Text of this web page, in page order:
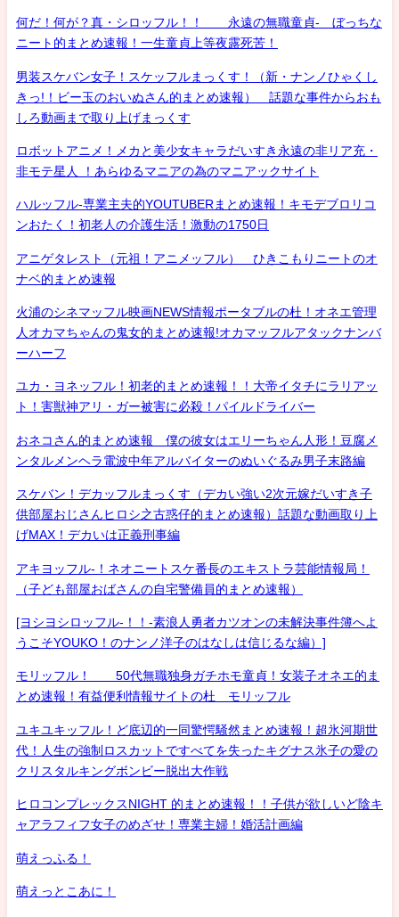
何だ！何が？真・シロッフル！！ 永遠の無職童貞- ぼっちな
ニート的まとめ速報！一生童貞上等夜露死苦！
男装スケバン女子！スケッフルまっくす！（新・ナンノひゃくし
きっ!！ビー玉のおいぬさん的まとめ速報） 話題な事件からおも
しろ動画まで取り上げまっくす
ロボットアニメ！メカと美少女キャラだいすき永遠の非リア充・
非モテ星人 ！あらゆるマニアの為のマニアックサイト
ハルッフル-専業主夫的YOUTUBERまとめ速報！キモデブロリコ
ンおたく！初老人の介護生活！激動の1750日
アニゲタレスト（元祖！アニメッフル） ひきこもりニートのオ
ナベ的まとめ速報
火浦のシネマッフル映画NEWS情報ポータブルの杜！オネエ管理
人オカマちゃんの鬼女的まとめ速報!オカマッフルアタックナンバ
ーハーフ
ユカ・ヨネッフル！初老的まとめ速報！！大帝イタチにラリアッ
ト！害獣神アリ・ガー被害に必殺！パイルドライバー
おネコさん的まとめ速報 僕の彼女はエリーちゃん人形！豆腐メ
ンタルメンヘラ電波中年アルバイターのぬいぐるみ男子末路編
スケバン！デカッフルまっくす（デカい強い2次元嫁だいすき子
供部屋おじさんヒロシ之古惑仔的まとめ速報）話題な動画取り上
げMAX！デカいは正義刑事編
アキヨッフル-！ネオニートスケ番長のエキストラ芸能情報局！
（子ども部屋おばさんの自宅警備員的まとめ速報）
[ヨシヨシロッフル-！！-素浪人勇者カツオンの未解決事件簿へよ
うこそYOUKO！のナンノ洋子のはなしは信じるな編）]
モリッフル！ 50代無職独身ガチホモ童貞！女装子オネエ的ま
とめ速報！有益便利情報サイトの杜 モリッフル
ユキユキッフル！ど底辺的一同驚愕騒然まとめ速報！超氷河期世
代！人生の強制ロスカットですべてを失ったキグナス氷子の愛の
クリスタルキングボンビー脱出大作戦
ヒロコンプレックスNIGHT 的まとめ速報！！子供が欲しいど陰キ
ャアラフィフ女子のめざせ！専業主婦！婚活計画編
萌えっふる！
萌えっとこあに！